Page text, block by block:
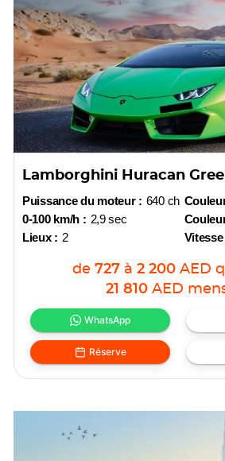
Lamborghini Huracan
Puissance du moteur : 640 ch
0-100 km/h : 2,9 sec
Lieux : 2
de 727 à 2 200 AED
21 810 AED
WhatsApp
Réserve